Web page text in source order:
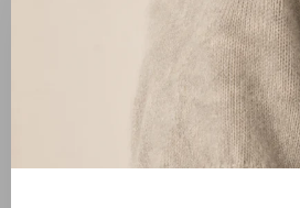
Showing 1 - 0 of 0